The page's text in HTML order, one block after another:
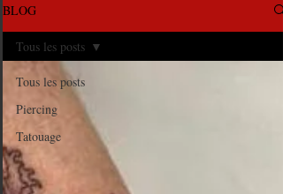
BLOG
Tous les posts
Piercing
Tatouage
Tous les posts